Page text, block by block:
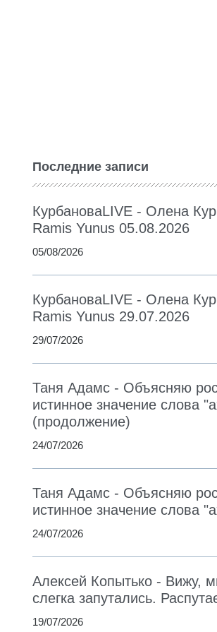
Последние записи
КурбановаLIVE - Олена
Ramis Yunus 05.08.2026
05/08/2026
КурбановаLIVE - Олена
Ramis Yunus 29.07.2026
29/07/2026
Таня Адамс - Объясняю
истинное значение слова
(продолжение)
24/07/2026
Таня Адамс - Объясняю
истинное значение слова
24/07/2026
Алексей Копытько - Вижу,
слегка запутались.
19/07/2026